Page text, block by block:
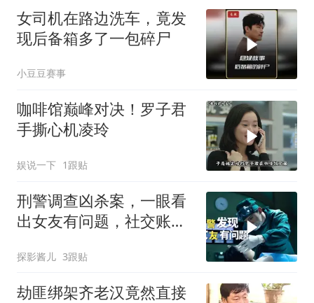
女司机在路边洗车，竟发
现后备箱多了一包碎尸
小豆豆赛事
咖啡馆巅峰对决！罗子君
手撕心机凌玲
娱说一下 1跟贴
刑警调查凶杀案，一眼看
出女友有问题，社交账号
探影酱儿 3跟贴
劫匪绑架齐老汉竟然直接